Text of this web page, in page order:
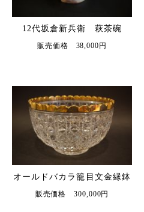
12代坂倉新兵衛 萩茶碗
販売価格 38,000円
オールドバカラ籠目文金縁鉢
販売価格 300,000円